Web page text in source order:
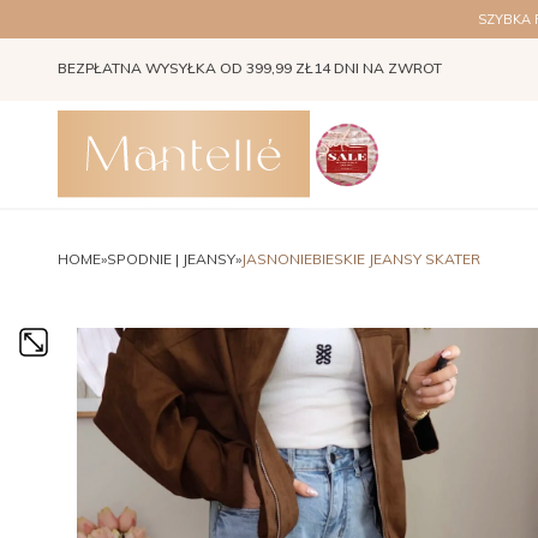
SZYBKA
BEZPŁATNA WYSYŁKA OD 399,99 ZŁ14 DNI NA ZWROT
Instagram Stories
HOME»SPODNIE | JEANSY»JASNONIEBIESKIE JEANSY SKATER